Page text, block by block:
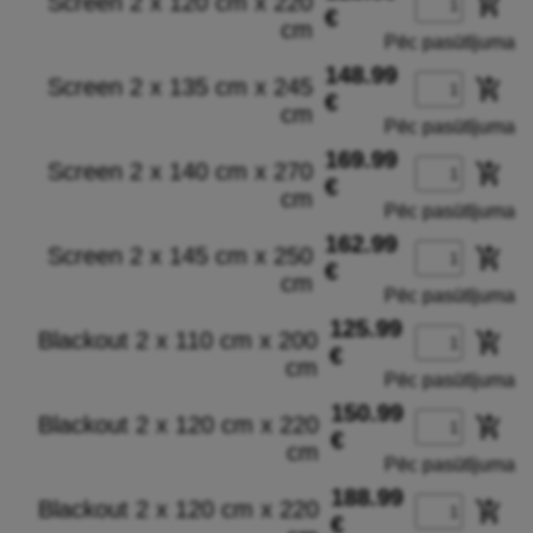
cm €
Pēc pasūtījuma
Screen 2 x 135 cm x 245
cm
148.99
€
add_shopping_cart
Pēc pasūtījuma
Screen 2 x 140 cm x 270
cm
169.99
€
add_shopping_cart
Pēc pasūtījuma
Screen 2 x 145 cm x 250
cm
162.99
€
add_shopping_cart
Pēc pasūtījuma
Blackout 2 x 110 cm x 200
cm
125.99
€
add_shopping_cart
Pēc pasūtījuma
Blackout 2 x 120 cm x 220
cm
150.99
€
add_shopping_cart
Pēc pasūtījuma
Blackout 2 x 120 cm x 220
188.99
€
add_shopping_cart